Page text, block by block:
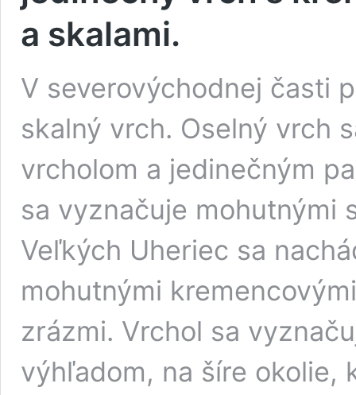
a skalami.
V severovýchodnej časti
skalný vrch. Oselný vrch
vrcholom a jedinečným
sa vyznačuje mohutnými
Veľkých Uheriec sa
mohutnými
zrázmi. Vrchol sa
výhľadom, na šíre okolie,